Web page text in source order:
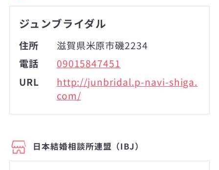
ジュンブライダル
住所
滋賀県米原市磯2234
電話
09015847451
URL
http://junbridal.p-navi-shiga.
com/
日本結婚相談所連盟（IBJ）